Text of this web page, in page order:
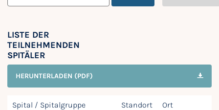
LISTE DER
TEILNEHMENDEN
SPITÄLER
HERUNTERLADEN (PDF)
Spital / Spitalgruppe Standort Ort